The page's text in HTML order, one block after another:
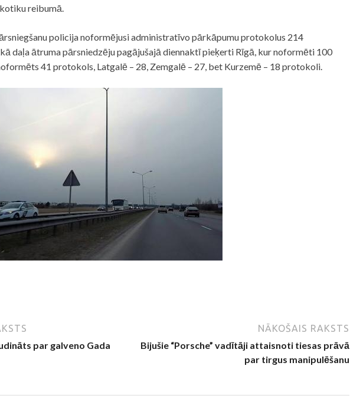
reibumā.
policijanoformējusi administratīvo pārkāpumu protokolus 214
daļa ātruma pārsniedzēju pagājušajā diennaktī pieķerti Rīgā, kur noformēti 100
41 protokols, Latgalē – 28, Zemgalē – 27, bet Kurzemē – 18 protokoli.
par galveno Gada
NĀKOŠAIS RAKSTS
Bijušie “Porsche” vadītāji attaisnoti tiesas prāvā
par tirgus manipulēšanu